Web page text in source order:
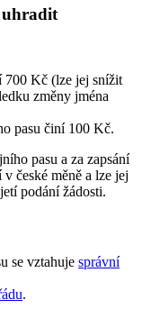
uhradit
700 Kč (lze jej snížit
změny jména
pasu činí 100 Kč.
pasu a za zapsání
české měně a lze jej
podání žádosti.
se vztahuje správní
.